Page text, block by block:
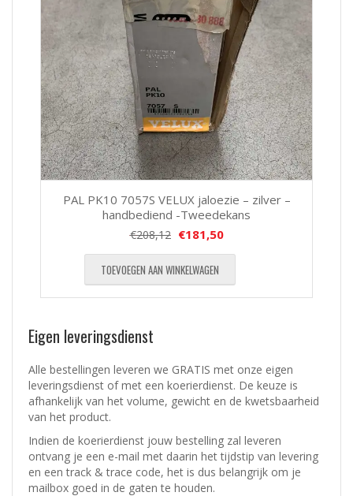
PAL PK10 7057S VELUX jaloezie – zilver –
handbediend -Tweedekans
€208,12 €181,50
TOEVOEGEN AAN WINKELWAGEN
Eigen leveringsdienst
Alle bestellingen leveren we GRATIS met onze eigen
leveringsdienst of met een koerierdienst. De keuze is
afhankelijk van het volume, gewicht en de kwetsbaarheid
van het product.
Indien de koerierdienst jouw bestelling zal leveren
ontvang je een e-mail met daarin het tijdstip van levering
en een track & trace code, het is dus belangrijk om je
mailbox goed in de gaten te houden.